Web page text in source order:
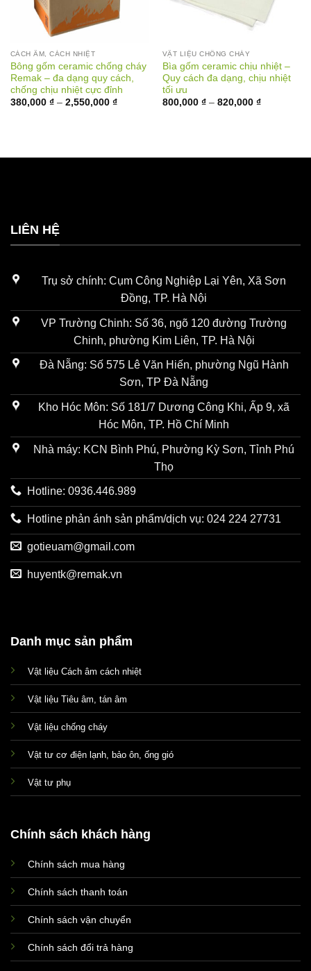
CÁCH ÂM, CÁCH NHIỆT
Bông gốm ceramic chống cháy
Remak – đa dạng quy cách,
chống chịu nhiệt cực đỉnh
380,000 ₫ – 2,550,000 ₫Khoảng
VẬT LIỆU CHỐNG CHÁY
Bìa gốm ceramic chịu nhiệt –
Quy cách đa dạng, chịu nhiệt
tối ưu
800,000 ₫ – 820,000 ₫Khoảng
LIÊN HỆ
Trụ sở chính: Cụm Công Nghiệp Lại Yên, Xã Sơn
Đồng, TP. Hà Nội
VP Trường Chinh: Số 36, ngõ 120 đường Trường
Chinh, phường Kim Liên, TP. Hà Nội
Đà Nẵng: Số 575 Lê Văn Hiến, phường Ngũ Hành
Sơn, TP Đà Nẵng
Kho Hóc Môn: Số 181/7 Dương Công Khi, Ấp 9, xã
Hóc Môn, TP. Hồ Chí Minh
Nhà máy: KCN Bình Phú, Phường Kỳ Sơn, Tỉnh Phú
Thọ
Hotline: 0936.446.989
Hotline phản ánh sản phẩm/dịch vụ: 024 224 27731
gotieuam@gmail.com
huyentk@remak.vn
Danh mục sản phẩm
Vật liệu Cách âm cách nhiệt
Vật liệu Tiêu âm, tán âm
Vật liệu chống cháy
Vật tư cơ điện lạnh, bảo ôn, ống gió
Vật tư phụ
Chính sách khách hàng
Chính sách mua hàng
Chính sách thanh toán
Chính sách vận chuyển
Chính sách đổi trả hàng
viên tư vấn của Remak